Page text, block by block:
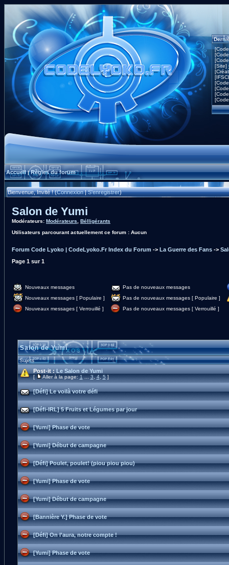
[Site]
Accueil|Règles du forum
Bienvenue, Invité ! (Connexion|S'enregistrer)
Salon de Yumi
Modérateurs: Modérateurs
Bélligérants
Utilisateurs parcourant actuellement ce forum : Aucun
Forum Code Lyoko | CodeLyoko.Fr Index du Forum -> La Guerre des Fans ->
Page 1 sur1
Nouveaux messages
Pas de nouveaux messages
Nouveaux messages [ Populaire ]
Pas de nouveaux messages [ Populaire ]
Nouveaux messages [ Verrouillé ]
Pas de nouveaux messages [ Verrouillé ]
Salon de Yumi
Sujets
Post-it : Le Salon de Yumi
[ Aller à la page:1...3,4,5]
[Défi] Le voilà votre défi
[Défi-IRL] 5 Fruits et Légumes par jour
[Yumi] Phase de vote
[Yumi] Début de campagne
[Défi] Poulet, poulet! (piou piou piou)
[Yumi] Phase de vote
[Yumi] Début de campagne
[Bannière Y.] Phase de vote
[Défi] On l'aura, notre compte !
[Yumi] Phase de vote